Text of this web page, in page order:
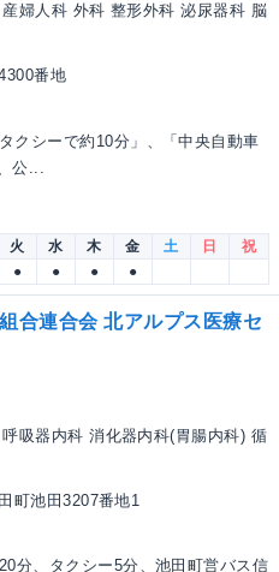
婦人科 外科 整形外科 泌尿器科 脳
番地
クシーで約10分」、「中央自動車
公...
火 水 木 金 土 日
祝
● ● ● ●
合連合会 北アルプス医療セ
吸器内科 消化器内科(胃腸内科) 循
町池田3207番地1
分、タクシー5分、池田町営バス信